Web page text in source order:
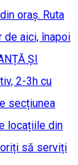
oraș. Ruta
de aici, înapoi
ȘI
2-3h cu
secțiunea
locațiile din
să serviți